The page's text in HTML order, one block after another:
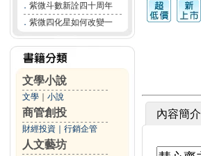
． 紫微斗數新詮四十周年
． 紫微四化星如何改變一
文學小說
文學 小說
商管創投
財經投資 行銷企管
人文藝坊
內容簡介